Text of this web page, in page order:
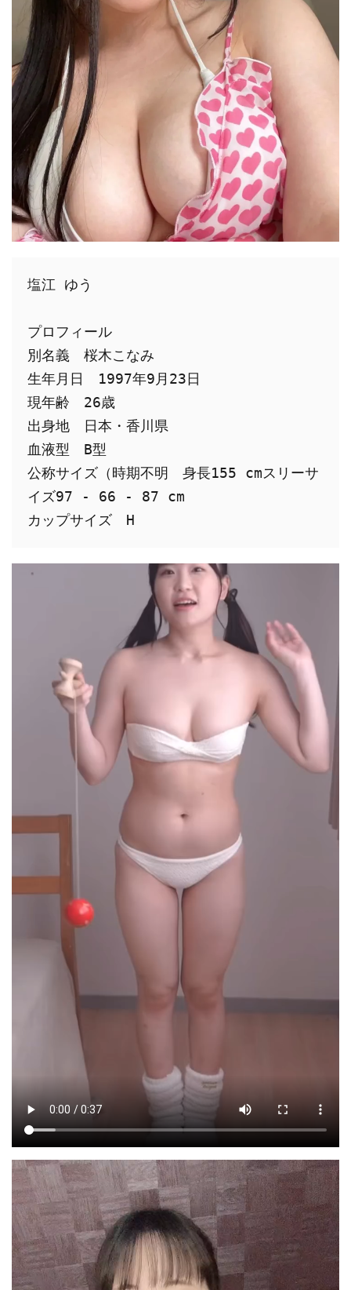
塩江 ゆう
プロフィール
別名義　桜木こなみ
生年月日　1997年9月23日
現年齢　26歳
出身地　日本・香川県
血液型　B型
公称サイズ（時期不明　身長155 cmスリーサ
イズ97 - 66 - 87 cm
カップサイズ　H